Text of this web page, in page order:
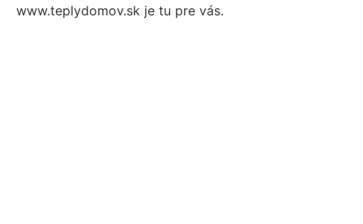
www.teplydomov.sk je tu pre vás.